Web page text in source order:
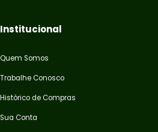
Institucional
Quem Somos
Trabalhe Conosco
Histórico de Compras
Sua Conta